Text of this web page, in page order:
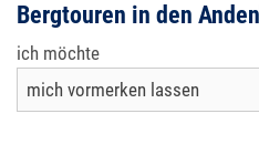
UNTERKUNFT
SERVICE
Bergtouren in den
ich möchte